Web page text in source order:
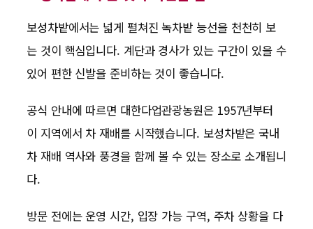
보성차밭에서는 넓게 펼쳐진 녹차밭 능선을 천천히 보
는 것이 핵심입니다. 계단과 경사가 있는 구간이 있을 수
있어 편한 신발을 준비하는 것이 좋습니다.
공식 안내에 따르면 대한다업관광농원은 1957년부터
이 지역에서 차 재배를 시작했습니다. 보성차밭은 국내
차 재배 역사와 풍경을 함께 볼 수 있는 장소로 소개됩니
다.
방문 전에는 운영 시간, 입장 가능 구역, 주차 상황을 다